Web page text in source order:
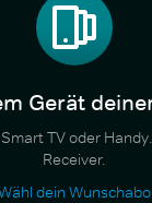
Gerät
TV oder
Receiver.
dein Wunschabo